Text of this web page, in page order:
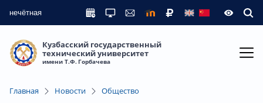
нечётная
Кузбасский государственный
технический университет
имени Т.Ф. Горбачева
Главная Новости Общество